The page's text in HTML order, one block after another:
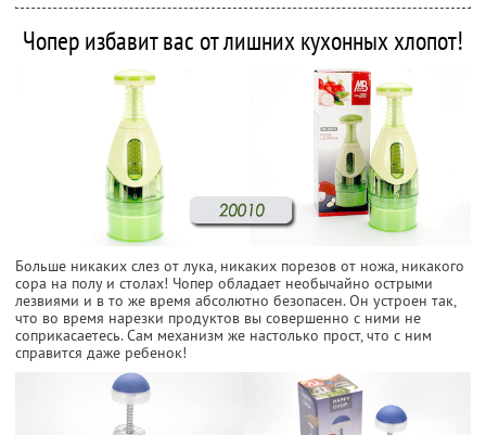
Чопер избавит вас от лишних кухонных хлопот!
Больше никаких слез от лука, никаких порезов от ножа, никакого
сора на полу и столах! Чопер обладает необычайно острыми
лезвиями и в то же время абсолютно безопасен. Он устроен так,
что во время нарезки продуктов вы совершенно с ними не
соприкасаетесь. Сам механизм же настолько прост, что с ним
справится даже ребенок!